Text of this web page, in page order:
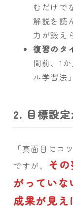
むだけで
解説を読
力が鍛え
復習のタ
間前、1
ル学習法
2. 目標設
「真面目にコ
ですが、
そ
がっていな
成果が見え